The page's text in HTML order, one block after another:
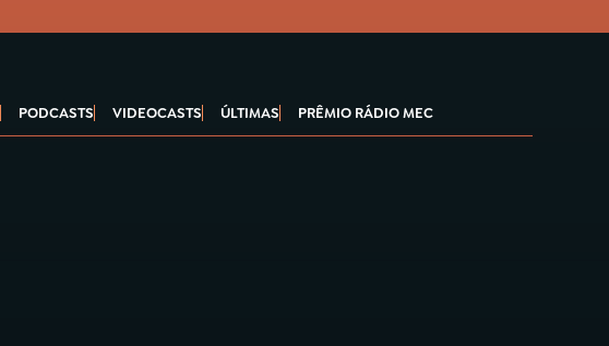
PODCASTS VIDEOCASTS ÚLTIMAS PRÊMIO RÁDIO MEC